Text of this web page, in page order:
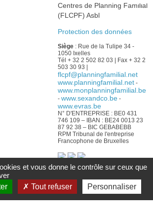
Centres de Planning Familial
(FLCPF) Asbl
Protection des données
Siège: Rue de la Tulipe 34 -
1050 Ixelles
Tél + 32 2 502 82 03 | Fax + 32 2
503 30 93 |
flcpf@planningfamilial.net
www.planningfamilial.net-
www.monplanningfamilial.be
- www.sexandco.be-
www.evras.be
N° D'ENTREPRISE : BE0 431
746 109 – IBAN : BE24 0013 23
87 92 38 – BIC GEBABEBB
RPM Tribunal de l'entreprise
Francophone de Bruxelles
Avec le soutien :
De la Fédération Wallonie-
Bruxelles
Du Service public
et vous donne le contrôle sur ceux que
Tout refuser Personnaliser